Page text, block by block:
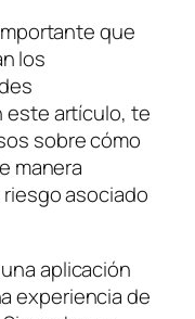
que
los
este artículo, te
sobre cómo
manera
asociado
aplicación
experiencia de